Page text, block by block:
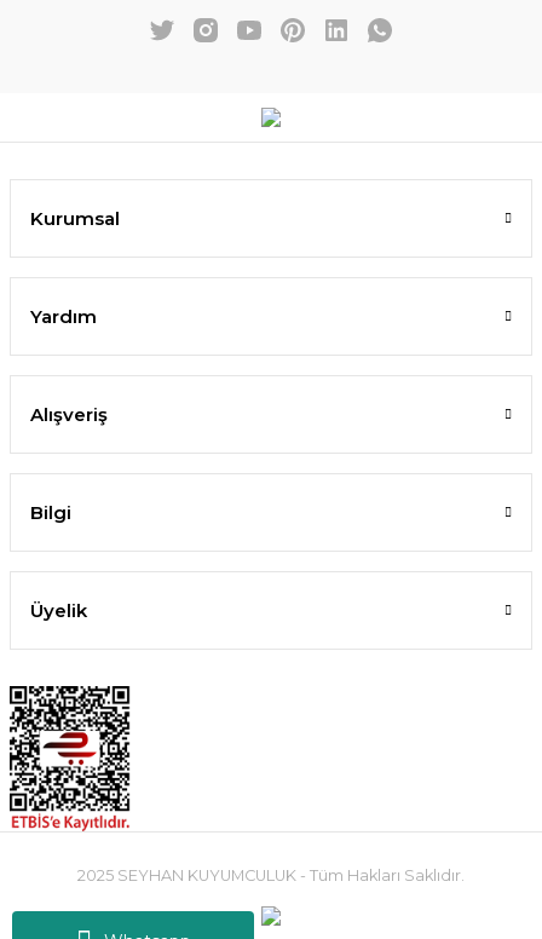
Kurumsal
Yardım
Alışveriş
Bilgi
Üyelik
2025 SEYHAN KUYUMCULUK - Tüm Hakları Saklıdır.